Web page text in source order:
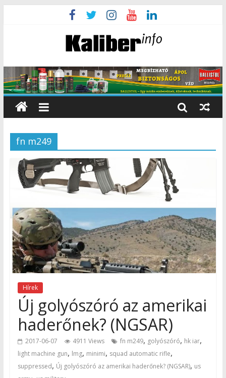
fn m249
Hírek
Új golyószóró az amerikai
haderőnek? (NGSAR)
2017-06-07 4911 Views fn m249, golyószóró, hk iar,
light machine gun, lmg, minimi, squad automatic rifle,
suppressed, Új golyószóró az amerikai haderőnek? (NGSAR), us